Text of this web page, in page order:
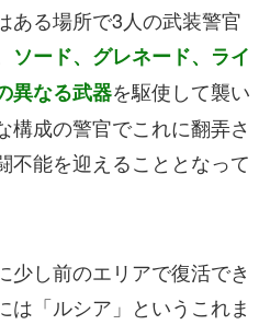
ある場所で3人の武装警官
ソード、グレネード、ライ
異なる武器を駆使して襲い
構成の警官でこれに翻弄さ
不能を迎えることとなって
少し前のエリアで復活でき
「ルシア」というこれま